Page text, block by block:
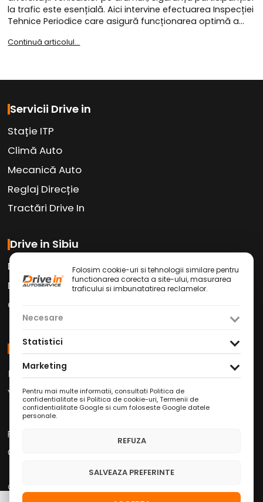
la trafic este esențială. Aici intervine efectuarea Inspecției
Tehnice Periodice care asigură funcționarea optimă a…
Continuă articolul...
Servicii Drive in
Stație ITP
Climă Auto
Mecanică Auto
Reglaj Direcție
Tractări Drive In
Drive in Sibiu
Drive in Car Wash
Drive in Cafe
Contact
Social Media
Facebook Instagram
Youtube/WhatsApp/LinkedIn
Politica de Confidențialitate
Condiții Service Auto
Copyright © 2026 Drive in Autoservice
Folosim cookie-uri si tehnologii similare pentru
functionarea corecta a site-ului, masurarea
traficului si imbunatatirea reclamelor.
Necesare
Statistici
Marketing
Pentru mai multe informatii, consultati Politica de
confidentialitate si Politica de cookie-uri,Termenii de
confidentialitate Google si cum foloseste Google datele
personale.
REFUZA
SALVEAZA PREFERINTE